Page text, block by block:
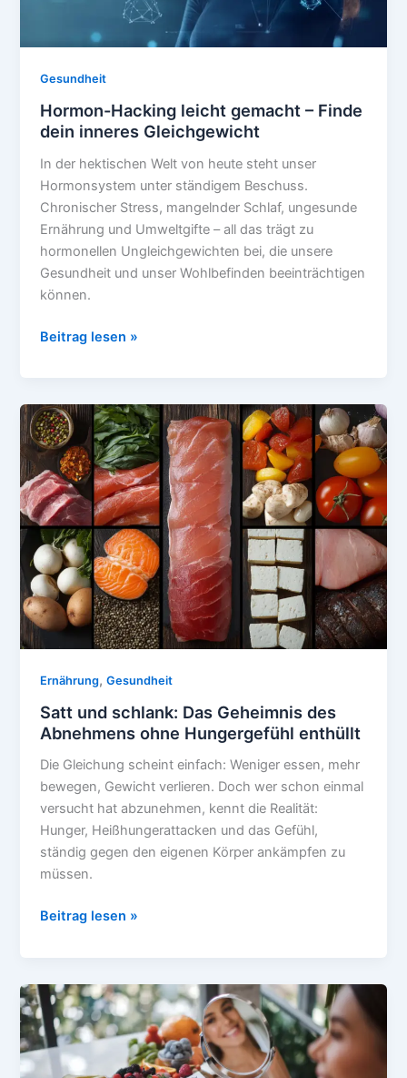
Gesundheit
Hormon-Hacking leicht gemacht – Finde
dein inneres Gleichgewicht
In der hektischen Welt von heute steht unser
Hormonsystem unter ständigem Beschuss.
Chronischer Stress, mangelnder Schlaf, ungesunde
Ernährung und Umweltgifte – all das trägt zu
hormonellen Ungleichgewichten bei, die unsere
Gesundheit und unser Wohlbefinden beeinträchtigen
können.
Hormon-
gemacht
–
Finde
dein
inneres
Gleichgewicht
Beitrag lesen »
Ernährung,Gesundheit
Satt und schlank: Das Geheimnis des
Abnehmens ohne Hungergefühl enthüllt
Die Gleichung scheint einfach: Weniger essen, mehr
bewegen, Gewicht verlieren. Doch wer schon einmal
versucht hat abzunehmen, kennt die Realität:
Hunger, Heißhungerattacken und das Gefühl,
ständig gegen den eigenen Körper ankämpfen zu
müssen.
Satt
Das
Geheimnis
des
Abnehmens
ohne
Beitrag lesen »